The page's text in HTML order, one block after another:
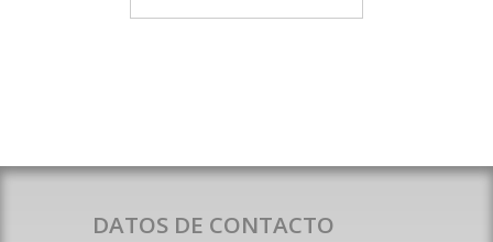
DATOS DE CONTACTO